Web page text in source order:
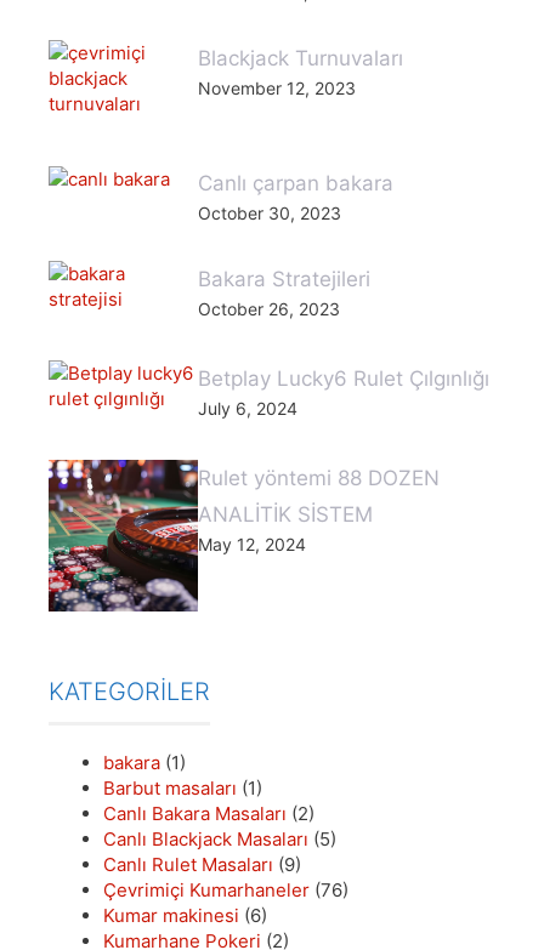
Blackjack Turnuvaları
November 12, 2023
Canlı çarpan bakara
October 30, 2023
Bakara Stratejileri
October 26, 2023
Betplay Lucky6 Rulet Çılgınlığı
July 6, 2024
Rulet yöntemi 88 DOZEN
ANALİTİK SİSTEM
May 12, 2024
KATEGORILER
bakara (1)
Barbut masaları (1)
Canlı Bakara Masaları (2)
Canlı Blackjack Masaları (5)
Canlı Rulet Masaları (9)
Çevrimiçi Kumarhaneler (76)
Kumar makinesi (6)
Kumarhane Pokeri (2)